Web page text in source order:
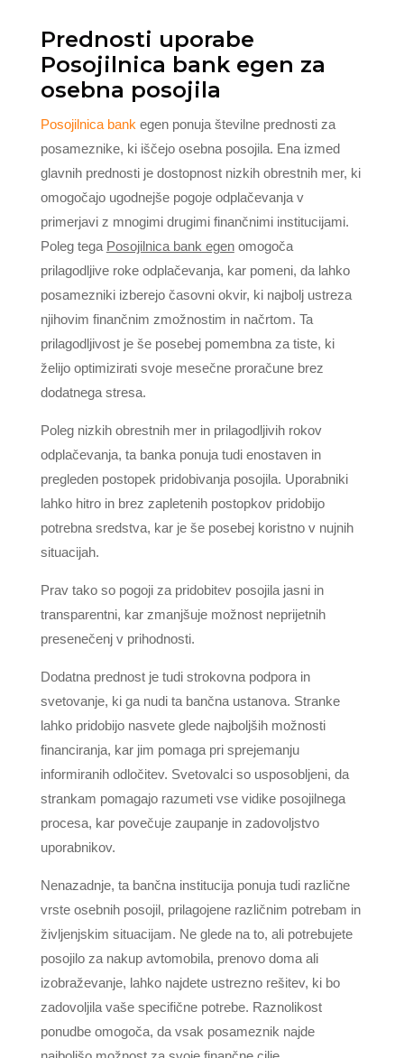
Prednosti uporabe
Posojilnica bank egen za
osebna posojila
Posojilnica bank egen ponuja številne prednosti za
posameznike, ki iščejo osebna posojila. Ena izmed
glavnih prednosti je dostopnost nizkih obrestnih mer, ki
omogočajo ugodnejše pogoje odplačevanja v
primerjavi z mnogimi drugimi finančnimi institucijami.
Poleg tega Posojilnica bank egenomogoča
prilagodljive roke odplačevanja, kar pomeni, da lahko
posamezniki izberejo časovni okvir, ki najbolj ustreza
njihovim finančnim zmožnostim in načrtom. Ta
prilagodljivost je še posebej pomembna za tiste, ki
želijo optimizirati svoje mesečne proračune brez
dodatnega stresa.
Poleg nizkih obrestnih mer in prilagodljivih rokov
odplačevanja, ta banka ponuja tudi enostaven in
pregleden postopek pridobivanja posojila. Uporabniki
lahko hitro in brez zapletenih postopkov pridobijo
potrebna sredstva, kar je še posebej koristno v nujnih
situacijah.
Prav tako so pogoji za pridobitev posojila jasni in
transparentni, kar zmanjšuje možnost neprijetnih
presenečenj v prihodnosti.
Dodatna prednost je tudi strokovna podpora in
svetovanje, ki ga nudi ta bančna ustanova. Stranke
lahko pridobijo nasvete glede najboljših možnosti
financiranja, kar jim pomaga pri sprejemanju
informiranih odločitev. Svetovalci so usposobljeni, da
strankam pomagajo razumeti vse vidike posojilnega
procesa, kar povečuje zaupanje in zadovoljstvo
uporabnikov.
Nenazadnje, ta bančna institucija ponuja tudi različne
vrste osebnih posojil, prilagojene različnim potrebam in
življenjskim situacijam. Ne glede na to, ali potrebujete
posojilo za nakup avtomobila, prenovo doma ali
izobraževanje, lahko najdete ustrezno rešitev, ki bo
zadovoljila vaše specifične potrebe. Raznolikost
ponudbe omogoča, da vsak posameznik najde